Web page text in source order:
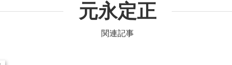
元永定正
関連記事